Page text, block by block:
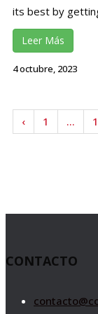
its best by
Leer Más
4 octubre, 2023
‹ 1 …
CONTACTO